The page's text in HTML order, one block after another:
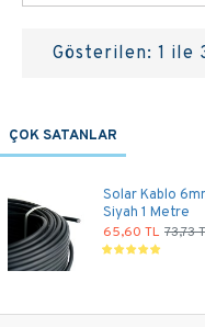
Gösterilen: 1 ile
ÇOK SATANLAR
Solar Kablo
Siyah 1 Metre
65,60 TL 73,73